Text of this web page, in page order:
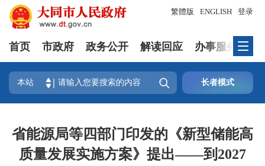
登录
繁體版 ENGLISH
首页 市政府 政务公开 解读回应 办事服务
本站  长者模式
省能源局等四部门印发的《新型储能高
质量发展实施方案》提出——到2027